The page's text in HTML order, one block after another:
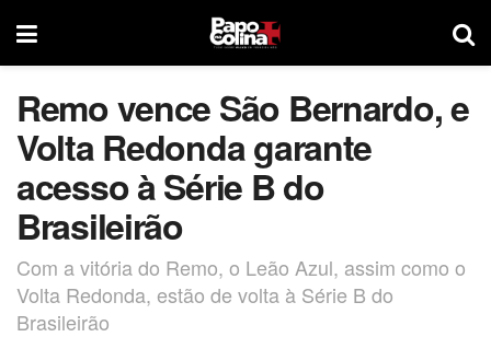
Remo vence São Bernardo, e
Volta Redonda garante
acesso à Série B do
Brasileirão
Com a vitória do Remo, o Leão Azul, assim como o
Volta Redonda, estão de volta à Série B do
Brasileirão